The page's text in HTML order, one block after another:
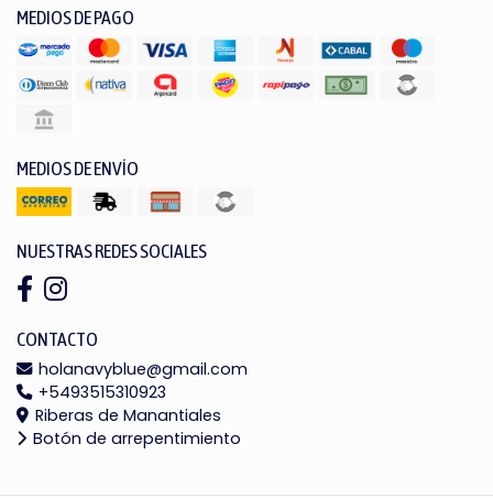
MEDIOS DE PAGO
MEDIOS DE ENVÍO
NUESTRAS REDES SOCIALES
CONTACTO
holanavyblue@gmail.com
+5493515310923
Riberas de Manantiales
Botón de arrepentimiento